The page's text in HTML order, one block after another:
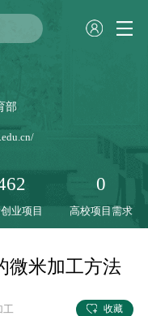
部
业项目
0
高校项目需求
微米加工方法
工 收藏